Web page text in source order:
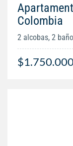
Colombia
2 alcobas, 2
$1.750.000